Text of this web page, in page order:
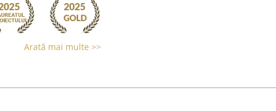
Arată mai multe >>